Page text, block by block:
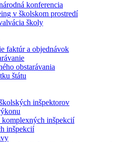
konferencia
v školskom prostredí
školy
faktúr a objednávok
obstarávania
štátu
inšpektorov
inšpekcií
inšpekcií